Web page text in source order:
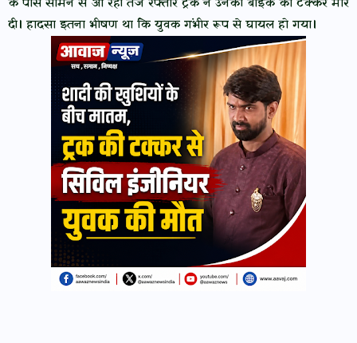
दी। हादसा इतना भीषण था कि युवक गंभीर रूप से घायल हो गया।